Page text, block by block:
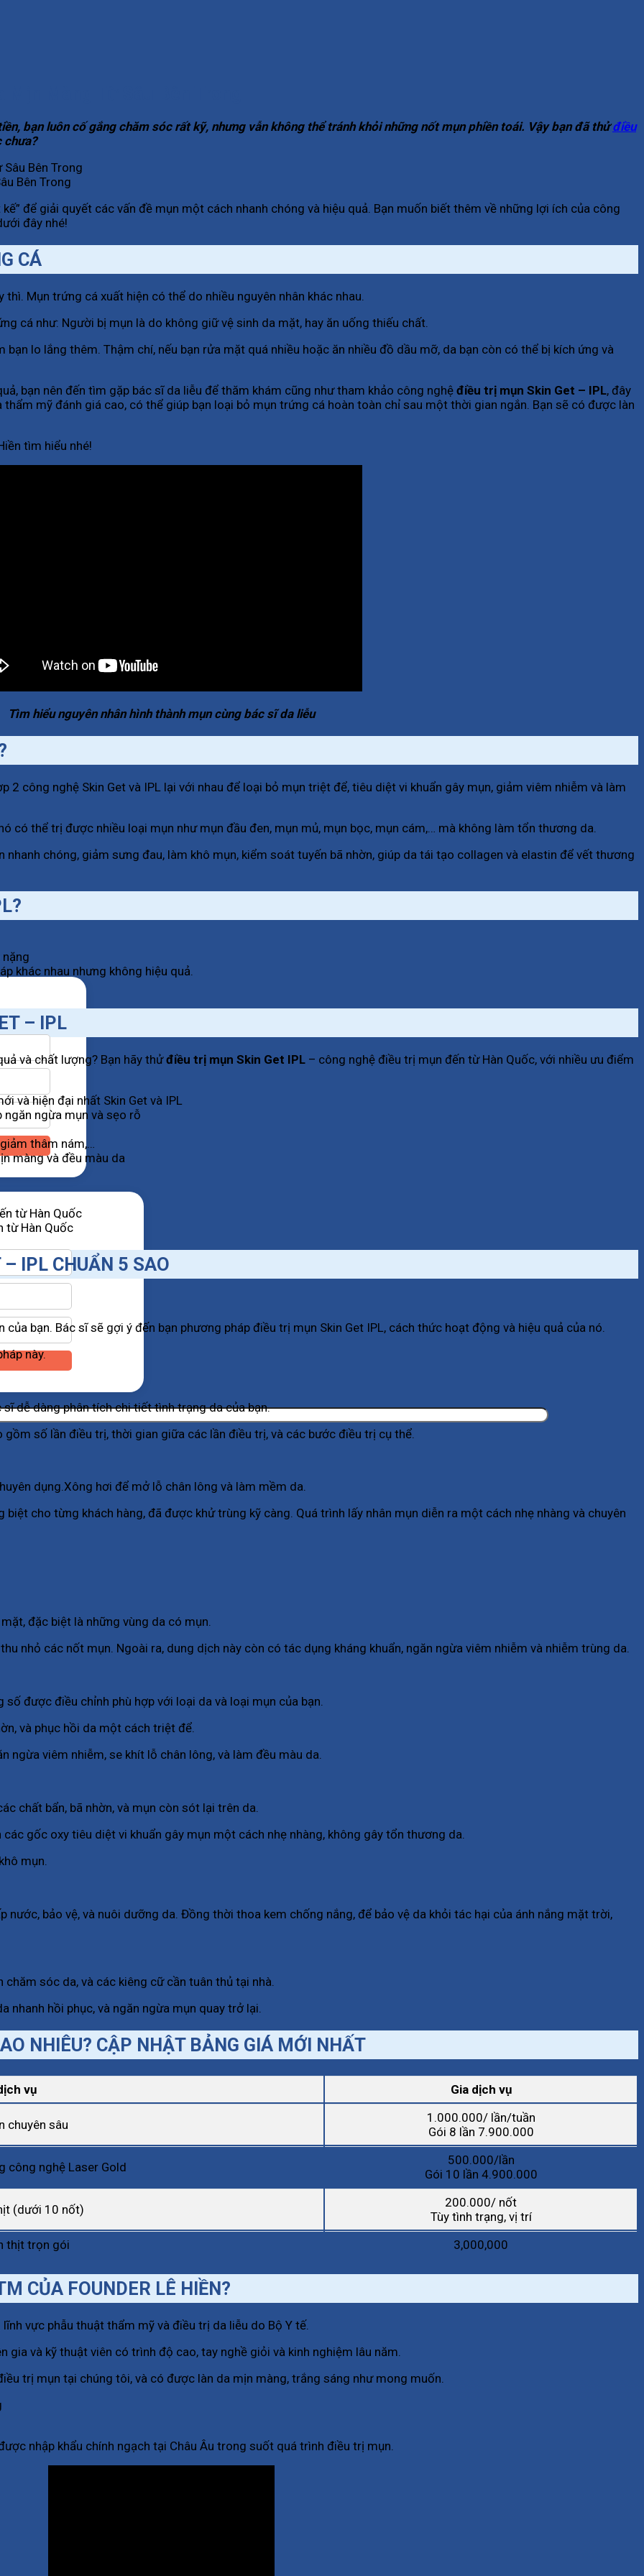
bạn luôn cố gắng chăm sóc rất kỹ, nhưng vẫn không thể tránh khỏi những nốt mụn phiền toái. Vậy bạn đã thửđiều
chưa?
Bên Trong
để giải quyết các vấn đề mụn một cách nhanh chóng và hiệu quả. Bạn muốn biết thêm về những lợi ích của công
đây nhé!
CÁ
Mụn trứng cá xuất hiện có thể do nhiều nguyên nhân khác nhau.
cá như: Người bị mụn là do không giữ vệ sinh da mặt, hay ăn uống thiếu chất.
lo lắng thêm. Thậm chí, nếu bạn rửa mặt quá nhiều hoặc ăn nhiều đồ dầu mỡ, da bạn còn có thể bị kích ứng và
bạn nên đến tìm gặp bác sĩ da liễu để thăm khám cũng như tham khảo công nghệ điều trị mụn Skin Get – IPL, đây
mỹ đánh giá cao, có thể giúp bạn loại bỏ mụn trứng cá hoàn toàn chỉ sau một thời gian ngắn. Bạn sẽ có được làn
tìm hiểu nhé!
Tìm hiểu nguyên nhân hình thành mụn cùng bác sĩ da liễu
2 công nghệ Skin Get và IPL lại với nhau để loại bỏ mụn triệt để, tiêu diệt vi khuẩn gây mụn, giảm viêm nhiễm và làm
có thể trị được nhiều loại mụn như mụn đầu đen, mụn mủ, mụn bọc, mụn cám,… mà không làm tổn thương da.
chóng, giảm sưng đau, làm khô mụn, kiểm soát tuyến bã nhờn, giúp da tái tạo collagen và elastin để vết thương
khác nhau nhưng không hiệu quả.
– IPL
và chất lượng? Bạn hãy thửđiều trị mụn Skin Get IPL – công nghệ điều trị mụn đến từ Hàn Quốc, với nhiều ưu điểm
và hiện đại nhất Skin Get và IPL
ngừa mụn và sẹo rỗ
thâm nám,…
màng và đều màu da
từ Hàn Quốc
IPL CHUẨN 5 SAO
bạn. Bác sĩ sẽ gợi ý đến bạn phương pháp điều trị mụn Skin Get IPL, cách thức hoạt động và hiệu quả của nó.
này.
dễ dàng phân tích chi tiết tình trạng da của bạn.
số lần điều trị, thời gian giữa các lần điều trị, và các bước điều trị cụ thể.
dụng.Xông hơi để mở lỗ chân lông và làm mềm da.
cho từng khách hàng, đã được khử trùng kỹ càng. Quá trình lấy nhân mụn diễn ra một cách nhẹ nhàng và chuyên
đặc biệt là những vùng da có mụn.
nhỏ các nốt mụn. Ngoài ra, dung dịch này còn có tác dụng kháng khuẩn, ngăn ngừa viêm nhiễm và nhiễm trùng da.
được điều chỉnh phù hợp với loại da và loại mụn của bạn.
và phục hồi da một cách triệt để.
ngừa viêm nhiễm, se khít lỗ chân lông, và làm đều màu da.
chất bẩn, bã nhờn, và mụn còn sót lại trên da.
gốc oxy tiêu diệt vi khuẩn gây mụn một cách nhẹ nhàng, không gây tổn thương da.
mụn.
bảo vệ, và nuôi dưỡng da. Đồng thời thoa kem chống nắng, để bảo vệ da khỏi tác hại của ánh nắng mặt trời,
sóc da, và các kiêng cữ cần tuân thủ tại nhà.
nhanh hồi phục, và ngăn ngừa mụn quay trở lại.
NHIÊU? CẬP NHẬT BẢNG GIÁ MỚI NHẤT
vụ Gia dịch vụ
chuyên sâu
1.000.000/ lần/tuần
Gói 8 lần 7.900.000
công nghệ Laser Gold
500.000/lần
Gói 10 lần 4.900.000
(dưới 10 nốt)
200.000/ nốt
Tùy tình trạng, vị trí
thịt trọn gói
3,000,000
CỦA FOUNDER LÊ HIỀN?
vực phẫu thuật thẩm mỹ và điều trị da liễu do Bộ Y tế.
gia và kỹ thuật viên có trình độ cao, tay nghề giỏi và kinh nghiệm lâu năm.
trị mụn tại chúng tôi, và có được làn da mịn màng, trắng sáng như mong muốn.
nhập khẩu chính ngạch tại Châu Âu trong suốt quá trình điều trị mụn.